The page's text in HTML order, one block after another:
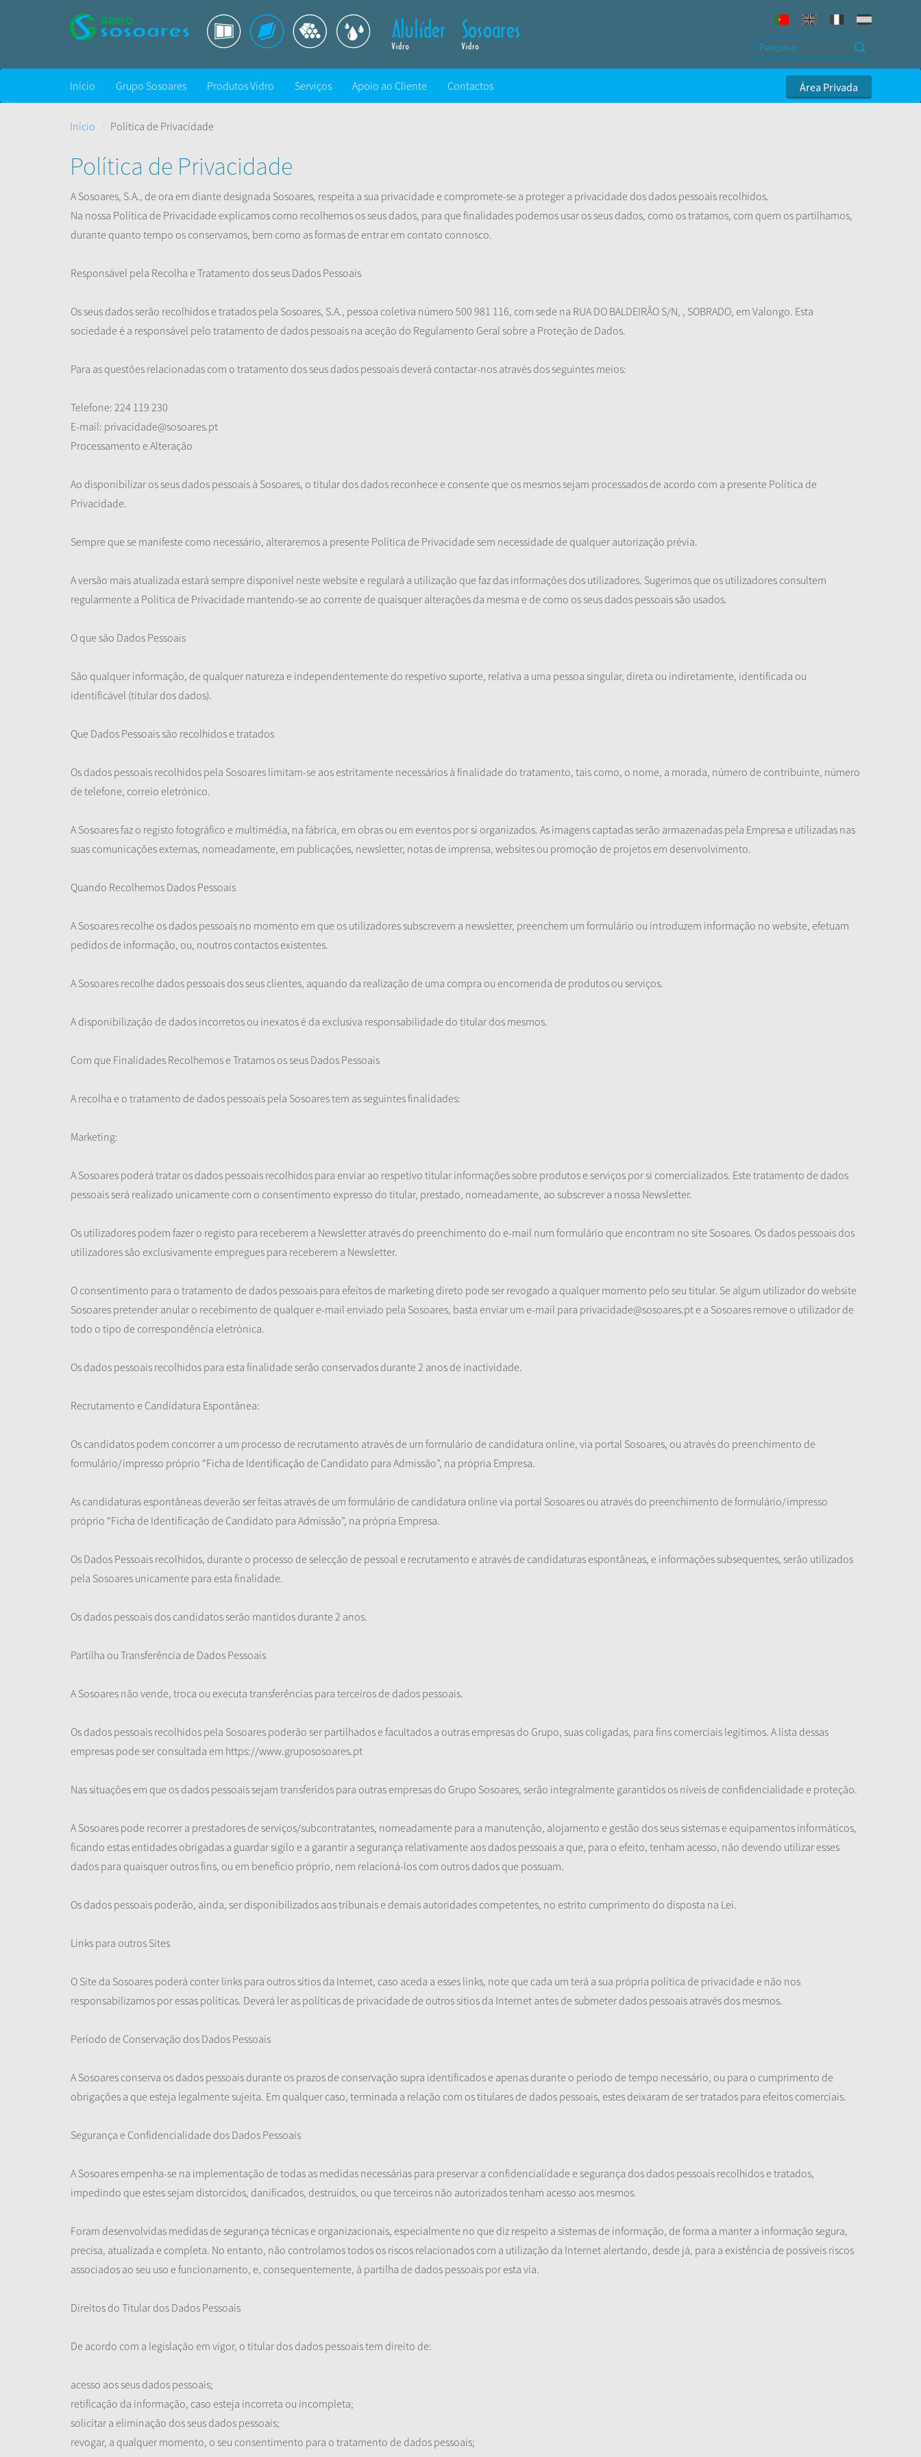
Área Privada
Início Grupo Sosoares Produtos Vidro Serviços Apoio ao Cliente Contactos
Início Política de Privacidade
Política de Privacidade
A Sosoares, S.A., de ora em diante designada Sosoares, respeita a sua privacidade e compromete-se a proteger a privacidade dos dados pessoais recolhidos.
Na nossa Política de Privacidade explicamos como recolhemos os seus dados, para que finalidades podemos usar os seus dados, como os tratamos, com quem os partilhamos,
durante quanto tempo os conservamos, bem como as formas de entrar em contato connosco.
Responsável pela Recolha e Tratamento dos seus Dados Pessoais
Os seus dados serão recolhidos e tratados pela Sosoares, S.A., pessoa coletiva número 500 981 116, com sede na RUA DO BALDEIRÃO S/N, , SOBRADO, em Valongo. Esta
sociedade é a responsável pelo tratamento de dados pessoais na aceção do Regulamento Geral sobre a Proteção de Dados.
Para as questões relacionadas com o tratamento dos seus dados pessoais deverá contactar-nos através dos seguintes meios:
Telefone: 224 119 230
E-mail: privacidade@sosoares.pt
Processamento e Alteração
Ao disponibilizar os seus dados pessoais à Sosoares, o titular dos dados reconhece e consente que os mesmos sejam processados de acordo com a presente Política de
Privacidade.
Sempre que se manifeste como necessário, alteraremos a presente Política de Privacidade sem necessidade de qualquer autorização prévia.
A versão mais atualizada estará sempre disponível neste website e regulará a utilização que faz das informações dos utilizadores. Sugerimos que os utilizadores consultem
regularmente a Política de Privacidade mantendo-se ao corrente de quaisquer alterações da mesma e de como os seus dados pessoais são usados.
O que são Dados Pessoais
São qualquer informação, de qualquer natureza e independentemente do respetivo suporte, relativa a uma pessoa singular, direta ou indiretamente, identificada ou
identificável (titular dos dados).
Que Dados Pessoais são recolhidos e tratados
Os dados pessoais recolhidos pela Sosoares limitam-se aos estritamente necessários à finalidade do tratamento, tais como, o nome, a morada, número de contribuinte, número
de telefone, correio eletrónico.
A Sosoares faz o registo fotográfico e multimédia, na fábrica, em obras ou em eventos por si organizados. As imagens captadas serão armazenadas pela Empresa e utilizadas nas
suas comunicações externas, nomeadamente, em publicações, newsletter, notas de imprensa, websites ou promoção de projetos em desenvolvimento.
Quando Recolhemos Dados Pessoais
A Sosoares recolhe os dados pessoais no momento em que os utilizadores subscrevem a newsletter, preenchem um formulário ou introduzem informação no website, efetuam
pedidos de informação, ou, noutros contactos existentes.
A Sosoares recolhe dados pessoais dos seus clientes, aquando da realização de uma compra ou encomenda de produtos ou serviços.
A disponibilização de dados incorretos ou inexatos é da exclusiva responsabilidade do titular dos mesmos.
Com que Finalidades Recolhemos e Tratamos os seus Dados Pessoais
A recolha e o tratamento de dados pessoais pela Sosoares tem as seguintes finalidades:
Marketing:
A Sosoares poderá tratar os dados pessoais recolhidos para enviar ao respetivo titular informações sobre produtos e serviços por si comercializados. Este tratamento de dados
pessoais será realizado unicamente com o consentimento expresso do titular, prestado, nomeadamente, ao subscrever a nossa Newsletter.
Os utilizadores podem fazer o registo para receberem a Newsletter através do preenchimento do e-mail num formulário que encontram no site Sosoares. Os dados pessoais dos
utilizadores são exclusivamente empregues para receberem a Newsletter.
O consentimento para o tratamento de dados pessoais para efeitos de marketing direto pode ser revogado a qualquer momento pelo seu titular. Se algum utilizador do website
Sosoares pretender anular o recebimento de qualquer e-mail enviado pela Sosoares, basta enviar um e-mail para privacidade@sosoares.pt e a Sosoares remove o utilizador de
todo o tipo de correspondência eletrónica.
Os dados pessoais recolhidos para esta finalidade serão conservados durante 2 anos de inactividade.
Recrutamento e Candidatura Espontânea:
Os candidatos podem concorrer a um processo de recrutamento através de um formulário de candidatura online, via portal Sosoares, ou através do preenchimento de
formulário/impresso próprio “Ficha de Identificação de Candidato para Admissão”, na própria Empresa.
As candidaturas espontâneas deverão ser feitas através de um formulário de candidatura online via portal Sosoares ou através do preenchimento de formulário/impresso
próprio “Ficha de Identificação de Candidato para Admissão”, na própria Empresa.
Os Dados Pessoais recolhidos, durante o processo de selecção de pessoal e recrutamento e através de candidaturas espontâneas, e informações subsequentes, serão utilizados
pela Sosoares unicamente para esta finalidade.
Os dados pessoais dos candidatos serão mantidos durante 2 anos.
Partilha ou Transferência de Dados Pessoais
A Sosoares não vende, troca ou executa transferências para terceiros de dados pessoais.
Os dados pessoais recolhidos pela Sosoares poderão ser partilhados e facultados a outras empresas do Grupo, suas coligadas, para fins comerciais legítimos. A lista dessas
empresas pode ser consultada em https://www.grupososoares.pt
Nas situações em que os dados pessoais sejam transferidos para outras empresas do Grupo Sosoares, serão integralmente garantidos os níveis de confidencialidade e proteção.
A Sosoares pode recorrer a prestadores de serviços/subcontratantes, nomeadamente para a manutenção, alojamento e gestão dos seus sistemas e equipamentos informáticos,
ficando estas entidades obrigadas a guardar sigilo e a garantir a segurança relativamente aos dados pessoais a que, para o efeito, tenham acesso, não devendo utilizar esses
dados para quaisquer outros fins, ou em benefício próprio, nem relacioná-los com outros dados que possuam.
Os dados pessoais poderão, ainda, ser disponibilizados aos tribunais e demais autoridades competentes, no estrito cumprimento do disposta na Lei.
Links para outros Sites
O Site da Sosoares poderá conter links para outros sítios da Internet, caso aceda a esses links, note que cada um terá a sua própria política de privacidade e não nos
responsabilizamos por essas políticas. Deverá ler as políticas de privacidade de outros sítios da Internet antes de submeter dados pessoais através dos mesmos.
Período de Conservação dos Dados Pessoais
A Sosoares conserva os dados pessoais durante os prazos de conservação supra identificados e apenas durante o período de tempo necessário, ou para o cumprimento de
obrigações a que esteja legalmente sujeita. Em qualquer caso, terminada a relação com os titulares de dados pessoais, estes deixaram de ser tratados para efeitos comerciais.
Segurança e Confidencialidade dos Dados Pessoais
A Sosoares empenha-se na implementação de todas as medidas necessárias para preservar a confidencialidade e segurança dos dados pessoais recolhidos e tratados,
impedindo que estes sejam distorcidos, danificados, destruídos, ou que terceiros não autorizados tenham acesso aos mesmos.
Foram desenvolvidas medidas de segurança técnicas e organizacionais, especialmente no que diz respeito a sistemas de informação, de forma a manter a informação segura,
precisa, atualizada e completa. No entanto, não controlamos todos os riscos relacionados com a utilização da Internet alertando, desde já, para a existência de possíveis riscos
associados ao seu uso e funcionamento, e, consequentemente, à partilha de dados pessoais por esta via.
Direitos do Titular dos Dados Pessoais
De acordo com a legislação em vigor, o titular dos dados pessoais tem direito de:
acesso aos seus dados pessoais;
retificação da informação, caso esteja incorreta ou incompleta;
solicitar a eliminação dos seus dados pessoais;
revogar, a qualquer momento, o seu consentimento para o tratamento de dados pessoais;